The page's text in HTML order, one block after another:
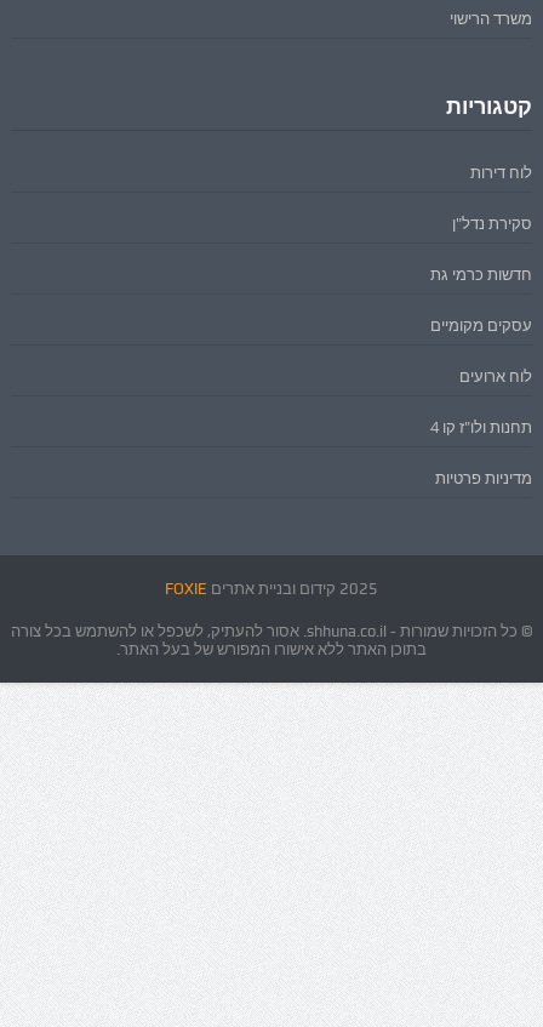
משרד הרישוי
קטגוריות
לוח דירות
סקירת נדל"ן
חדשות כרמי גת
עסקים מקומיים
לוח ארועים
תחנות ולו"ז קו 4
מדיניות פרטיות
2025 קידום ובניית אתרים FOXIE
© כל הזכויות שמורות - shhuna.co.il. אסור להעתיק, לשכפל או להשתמש בכל צורה
בתוכן האתר ללא אישורו המפורש של בעל האתר.